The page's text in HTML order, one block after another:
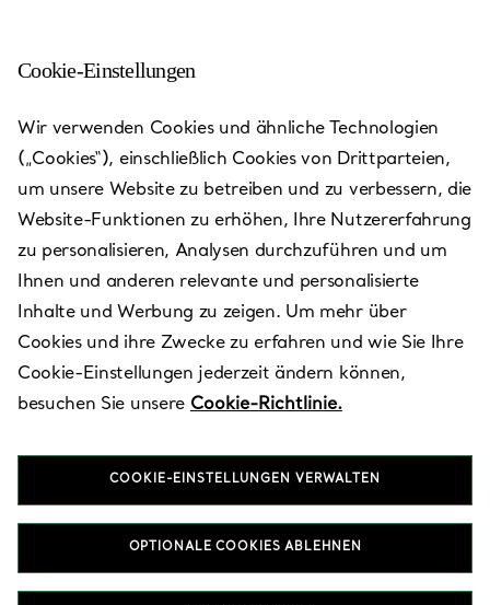
Bologna - Galleria Cavour
Heute bis 19:30 geöffnet
VEREINBAREN SIE EINEN TERMIN
Verfügbare Leistungen
Besuchen Sie uns
Cookie-Einstellungen
Wir verwenden Cookies und ähnliche Technologien
(„Cookies“), einschließlich Cookies von Drittparteien,
um unsere Website zu betreiben und zu verbessern, die
Website-Funktionen zu erhöhen, Ihre Nutzererfahrung
zu personalisieren, Analysen durchzuführen und um
Ihnen und anderen relevante und personalisierte
Inhalte und Werbung zu zeigen. Um mehr über
Cookies und ihre Zwecke zu erfahren und wie Sie Ihre
Cookie-Einstellungen jederzeit ändern können,
besuchen Sie unsere Cookie-Richtlinie.
COOKIE-EINSTELLUNGEN VERWALTEN
OPTIONALE COOKIES ABLEHNEN